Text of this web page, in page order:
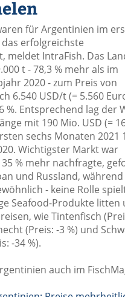
uf
ac
e
b
o
o
k
te
il
e
n
wi
er
n
il
für Argentinien im
erfolgreichste
meldet IntraFish. Das
t - 78,3 % mehr als im
2020 - zum Preis von
6.540 USD/t (= 5.560
%. Entsprechend lag der
mit 190 Mio. USD (=
sechs Monaten 2021
Wichtigster Markt war
% mehr nachfragte,
und Russland, während
- keine Rolle
Seafood-Produkte litten
wie Tintenfisch
(Preis: -3 %) und
-34 %).
auch im